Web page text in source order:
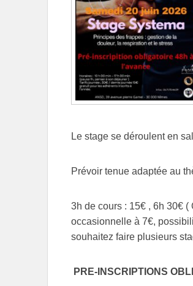
Le stage se déroulent en
Prévoir tenue adaptée au
3h de cours : 15€ , 6h 30€
occasionnelle à 7€,
souhaitez faire plusieurs
PRE-INSCRIPTIONS